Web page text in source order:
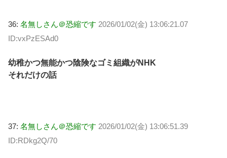
36: 名無しさん＠恐縮です 2026/01/02(金) 13:06:21.07
ID:vxPzESAd0
幼稚かつ無能かつ陰険なゴミ組織がNHK
それだけの話
37: 名無しさん＠恐縮です 2026/01/02(金) 13:06:51.39
ID:RDkg2Q/70